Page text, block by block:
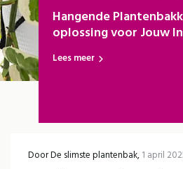
Hangende
oplossing voor Jouw
Lees meer
DoorDe slimste plantenbak,1 april